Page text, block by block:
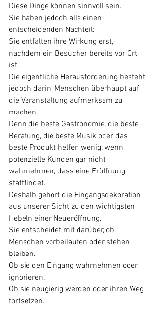
Diese Dinge können sinnvoll sein.
Sie haben jedoch alle einen
entscheidenden Nachteil:
Sie entfalten ihre Wirkung erst,
nachdem ein Besucher bereits vor Ort
ist.
Die eigentliche Herausforderung besteht
jedoch darin, Menschen überhaupt auf
die Veranstaltung aufmerksam zu
machen.
Denn die beste Gastronomie, die beste
Beratung, die beste Musik oder das
beste Produkt helfen wenig, wenn
potenzielle Kunden gar nicht
wahrnehmen, dass eine Eröffnung
stattfindet.
Deshalb gehört die Eingangsdekoration
aus unserer Sicht zu den wichtigsten
Hebeln einer Neueröffnung.
Sie entscheidet mit darüber, ob
Menschen vorbeilaufen oder stehen
bleiben.
Ob sie den Eingang wahrnehmen oder
ignorieren.
Ob sie neugierig werden oder ihren Weg
fortsetzen.